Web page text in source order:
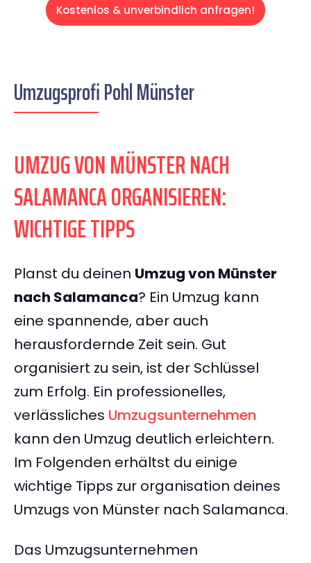
Kostenlos & unverbindlich anfragen!
Umzugsprofi Pohl Münster
UMZUG VON MÜNSTER NACH
SALAMANCA ORGANISIEREN:
WICHTIGE TIPPS
Planst du deinen Umzug von Münster
nach Salamanca? Ein Umzug kann
eine spannende, aber auch
herausfordernde Zeit sein. Gut
organisiert zu sein, ist der Schlüssel
zum Erfolg. Ein professionelles,
verlässliches Umzugsunternehmen
kann den Umzug deutlich erleichtern.
Im Folgenden erhältst du einige
wichtige Tipps zur organisation deines
Umzugs von Münster nach Salamanca.
Das Umzugsunternehmen